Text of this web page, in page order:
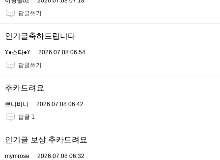
답글쓰기
인기글축하드립니다
¥●스타●¥
2026.07.08 06:54
답글쓰기
추카드려요
쁘니비니
2026.07.08 06:42
답글 1
인기글 보상 추카드려요
mymrose
2026.07.08 06:32